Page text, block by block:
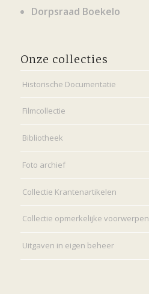
Dorpsraad Boekelo
Onze collecties
Historische Documentatie
Filmcollectie
Bibliotheek
Foto archief
Collectie Krantenartikelen
Collectie opmerkelijke voorwerpen
Uitgaven in eigen beheer